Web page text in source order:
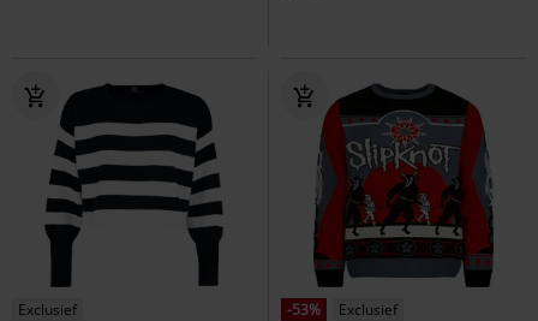
Exclusief
-53%
Exclusief